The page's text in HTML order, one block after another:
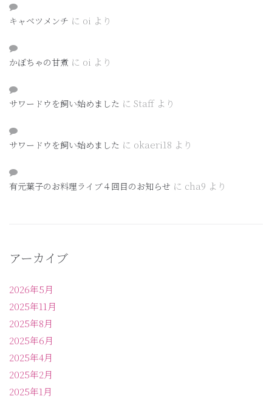
キャベツメンチ に oi より
かぼちゃの甘煮 に oi より
サワードウを飼い始めました に Staffより
サワードウを飼い始めました に okaeri18 より
有元葉子のお料理ライブ４回目のお知らせ に cha9 より
アーカイブ
2026年5月
2025年11月
2025年8月
2025年6月
2025年4月
2025年2月
2025年1月